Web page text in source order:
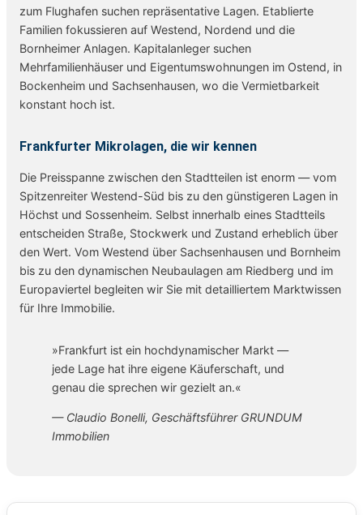
zum Flughafen suchen repräsentative Lagen. Etablierte
Familien fokussieren auf Westend, Nordend und die
Bornheimer Anlagen. Kapitalanleger suchen
Mehrfamilienhäuser und Eigentumswohnungen im Ostend, in
Bockenheim und Sachsenhausen, wo die Vermietbarkeit
konstant hoch ist.
Frankfurter Mikrolagen, die wir kennen
Die Preisspanne zwischen den Stadtteilen ist enorm — vom
Spitzenreiter Westend-Süd bis zu den günstigeren Lagen in
Höchst und Sossenheim. Selbst innerhalb eines Stadtteils
entscheiden Straße, Stockwerk und Zustand erheblich über
den Wert. Vom Westend über Sachsenhausen und Bornheim
bis zu den dynamischen Neubaulagen am Riedberg und im
Europaviertel begleiten wir Sie mit detailliertem Marktwissen
für Ihre Immobilie.
»Frankfurt ist ein hochdynamischer Markt —
jede Lage hat ihre eigene Käuferschaft, und
genau die sprechen wir gezielt an.«
— Claudio Bonelli, Geschäftsführer GRUNDUM
Immobilien